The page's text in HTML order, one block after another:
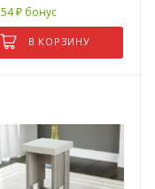
₽ бонус
В КОРЗИНУ